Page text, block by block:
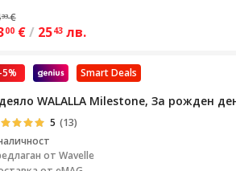
33 €
00 €/ 2543 лв.
Smart Deals
-5%
WALALLA Milestone, За рожден
5 (13)
от Wavelle